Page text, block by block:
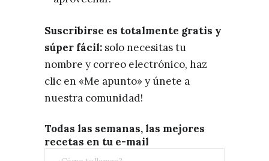
Suscribirse es totalmente gratis y
súper fácil: solo necesitas tu
nombre y correo electrónico, haz
clic en «Me apunto» y únete a
nuestra comunidad!
Todas las semanas, las mejores
recetas en tu e-mail